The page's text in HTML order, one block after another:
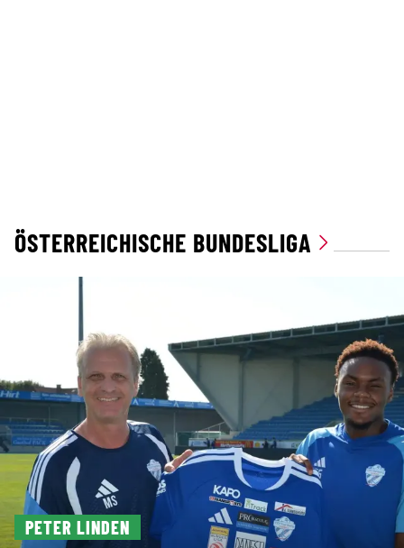
ÖSTERREICHISCHE BUNDESLIGA
PETER LINDEN